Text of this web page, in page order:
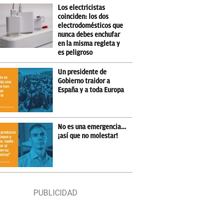
Los electricistas
coinciden: los dos
electrodomésticos que
nunca debes enchufar
en la misma regleta y
es peligroso
Un presidente de
Gobierno traidor a
España y a toda Europa
No es una emergencia…
¡así que no molestar!